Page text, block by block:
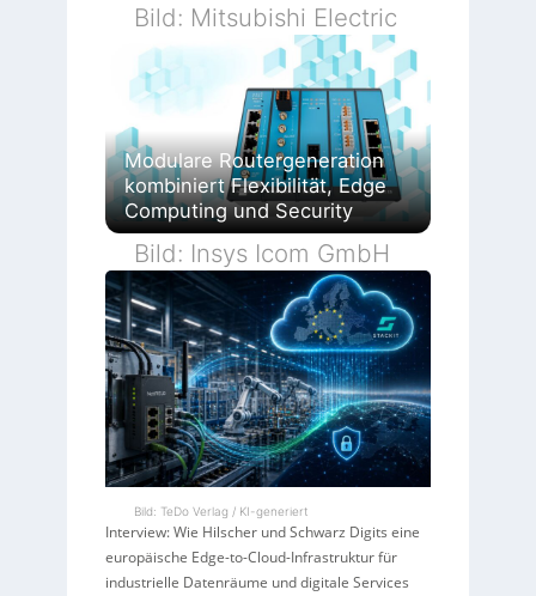
Bild: Mitsubishi Electric
Modulare Routergeneration
kombiniert Flexibilität, Edge
Computing und Security
Bild: Insys Icom GmbH
Bild: TeDo Verlag / KI-generiert
Interview: Wie Hilscher und Schwarz Digits eine
europäische Edge-to-Cloud-Infrastruktur für
industrielle Datenräume und digitale Services